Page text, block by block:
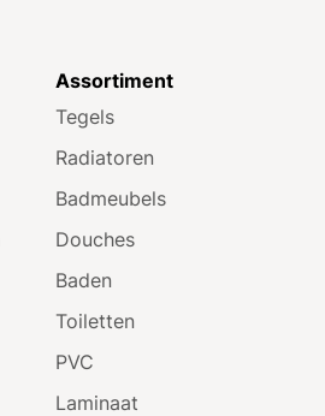
Assortiment
Tegels
Radiatoren
Badmeubels
Douches
Baden
Toiletten
PVC
Laminaat